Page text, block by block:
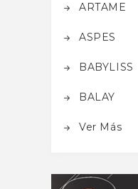
ARTAME
ASPES
BABYLISS
BALAY
Ver Más